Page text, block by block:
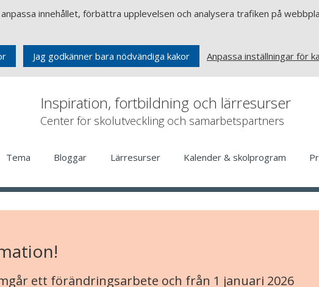
innehållet, förbättra upplevelsen och analysera trafiken på
Jag godkänner bara nödvändiga kakor Anpassa inställningar för
Inspiration, fortbildning och lärresurser
Center för skolutveckling och samarbetspartners
Tema Bloggar Lärresurser Kalender & skolprogram
ett förändringsarbete och från 1 januari 2026